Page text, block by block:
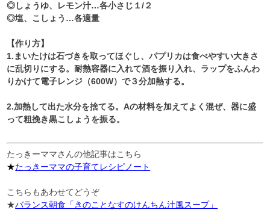
◎しょうゆ、レモン汁…各小さじ１/２
◎塩、こしょう…各適量
【作り方】
1. まいたけは石づきを取ってほぐし、パプリカは食べやすい大きさ
に乱切りにする。耐熱容器に入れて酒を振り入れ、ラップをふんわ
りかけて電子レンジ（600W）で３分加熱する。
2.加熱して出た水分を捨てる。Aの材料を加えてよく混ぜ、器に盛
って粗挽き黒こしょうを振る。
たっきーママさんの他記事はこちら
★たっきーママの子育てレシピノート
こちらもあわせてどうぞ
★バランス朝食「きのことなすのけんちん汁風スープ」